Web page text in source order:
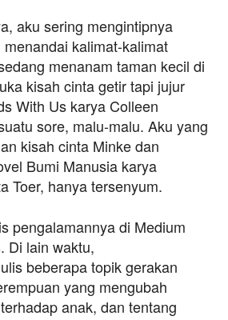
aku sering mengintipnya
kalimat-kalimat
menanam taman kecil di
kisah cinta getir tapi jujur
With Us karya Colleen
sore, malu-malu. Aku yang
kisah cinta Minke dan
Bumi Manusia karya
Toer, hanya tersenyum.
pengalamannya di Medium
Di lain waktu,
beberapa topik gerakan
yang mengubah
anak, dan tentang